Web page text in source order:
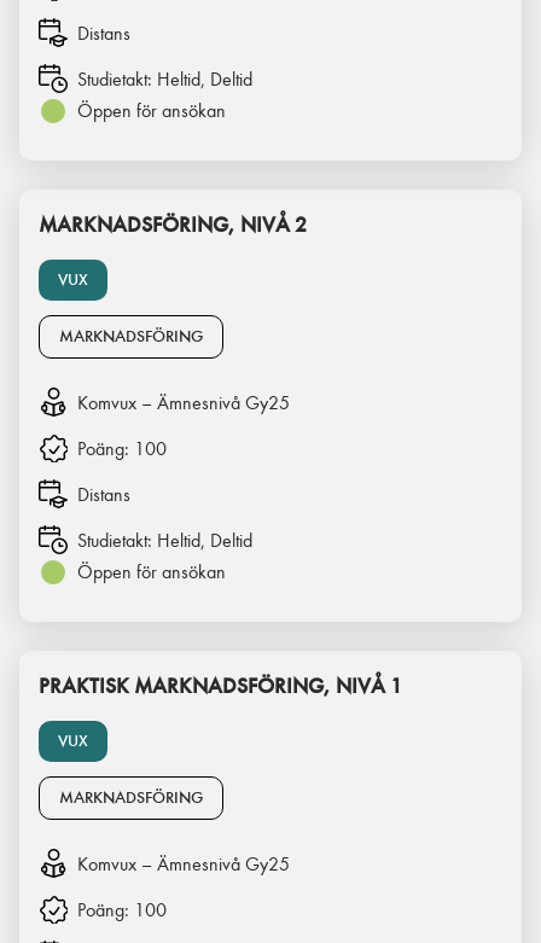
Distans
Studietakt: Heltid, Deltid
Öppen för ansökan
VUX
MARKNADSFÖRING, NIVÅ 2
MARKNADSFÖRING
Komvux – Ämnesnivå Gy25
Poäng: 100
Distans
Studietakt: Heltid, Deltid
Öppen för ansökan
VUX
PRAKTISK MARKNADSFÖRING, NIVÅ 1
MARKNADSFÖRING
Komvux – Ämnesnivå Gy25
Poäng: 100